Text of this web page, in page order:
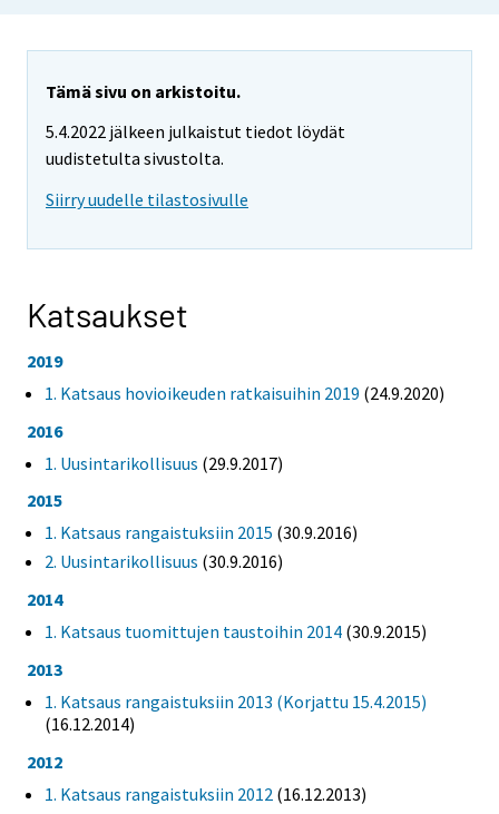
Tämä sivu on arkistoitu.
5.4.2022 jälkeen julkaistut tiedot löydät
uudistetulta sivustolta.
Siirry uudelle tilastosivulle
Katsaukset
2019
1. Katsaus hovioikeuden ratkaisuihin 2019 (24.9.2020)
2016
1. Uusintarikollisuus (29.9.2017)
2015
1. Katsaus rangaistuksiin 2015 (30.9.2016)
2. Uusintarikollisuus (30.9.2016)
2014
1. Katsaus tuomittujen taustoihin 2014 (30.9.2015)
2013
1. Katsaus rangaistuksiin 2013 (Korjattu 15.4.2015)
(16.12.2014)
2012
1. Katsaus rangaistuksiin 2012 (16.12.2013)